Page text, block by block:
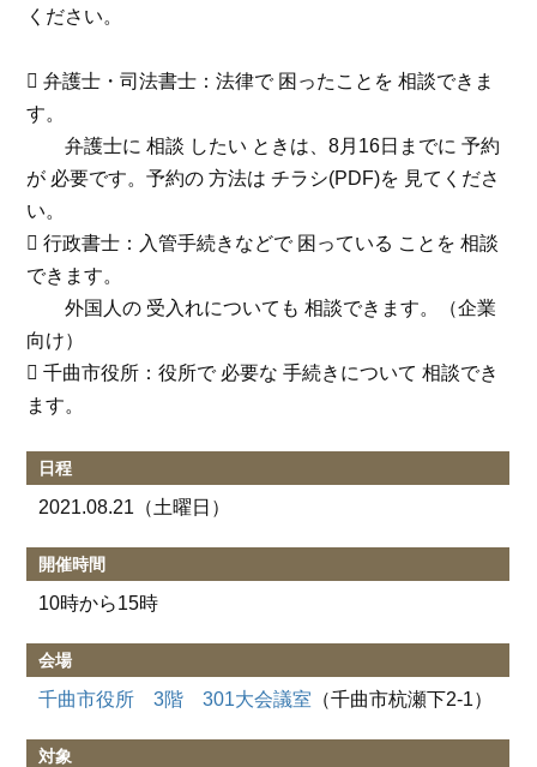
ください。
 弁護士・司法書士：法律で 困ったことを 相談できま
す。
弁護士に 相談 したい ときは、8月16日までに 予約
が 必要です。予約の 方法は チラシ(PDF)を 見てくださ
い。
 行政書士：入管手続きなどで 困っている ことを 相談
できます。
外国人の 受入れについても 相談できます。（企業
向け）
 千曲市役所：役所で 必要な 手続きについて 相談でき
ます。
日程
2021.08.21 （土曜日）
開催時間
10時から15時
会場
千曲市役所 3階 301大会議室 （千曲市杭瀬下2-1）
対象